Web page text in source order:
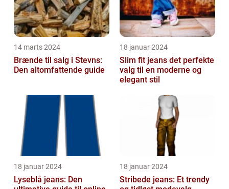
14 marts 2024
Brænde til salg i Stevns:
Den altomfattende guide
18 januar 2024
Slim fit jeans det perfekte
valg til en moderne og
elegant stil
18 januar 2024
Lyseblå jeans: Den
18 januar 2024
Stribede jeans: Et trendy